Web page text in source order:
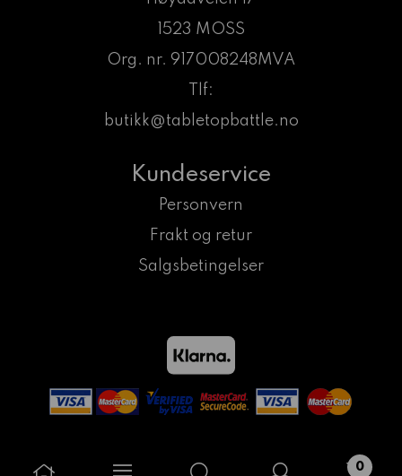
0
1523 MOSS
Org. nr. 917008248MVA
Tlf:
butikk@tabletopbattle.no
Kundeservice
Personvern
Frakt og retur
Salgsbetingelser